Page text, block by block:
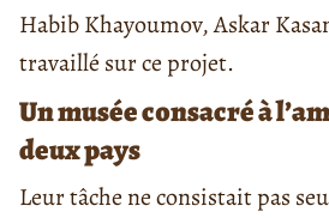
Habib Khayoumov, Askar
travaillé sur ce projet.
Un musée consacré à
deux pays
Leur tâche ne consistait pas